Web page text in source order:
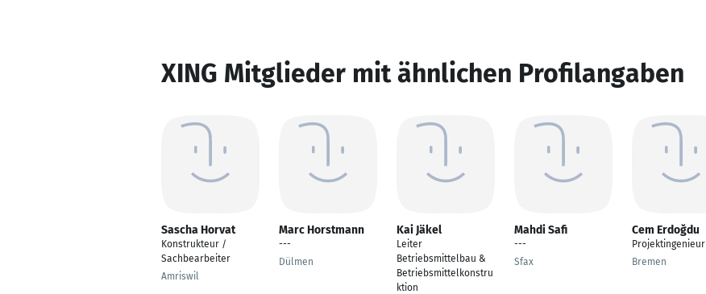
XING Mitglieder mit ähnlichen Profilangaben
Sascha Horvat
Konstrukteur /
Sachbearbeiter
Amriswil
Marc Horstmann
---
Dülmen
Kai Jäkel
Leiter
Betriebsmittelbau &
Betriebsmittelkonstru
ktion
Mahdi Safi
---
Sfax
Cem Erdoğdu
Projektingenieur
Bremen